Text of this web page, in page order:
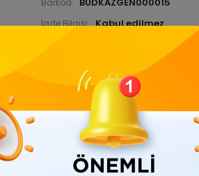
Barkod: BUDKAZGEN000015
İade Bilgisi: